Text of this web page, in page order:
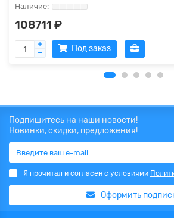
108711 ₽
Под заказ
Подпишитесь на наши новости!
Новинки, скидки, предложения!
Я прочитал и согласен с условиями
Оформить